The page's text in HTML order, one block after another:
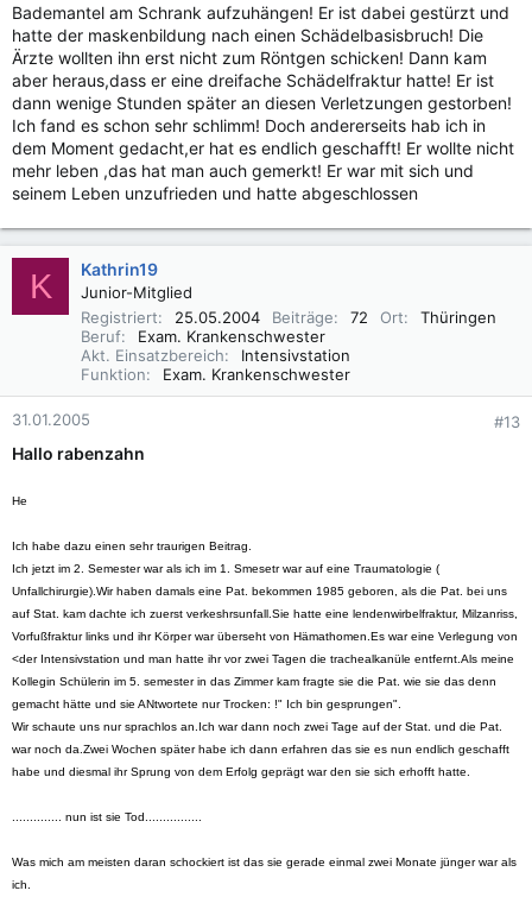
Bademantel am Schrank aufzuhängen! Er ist dabei gestürzt und
hatte der maskenbildung nach einen Schädelbasisbruch! Die
Ärzte wollten ihn erst nicht zum Röntgen schicken! Dann kam
aber heraus,dass er eine dreifache Schädelfraktur hatte! Er ist
dann wenige Stunden später an diesen Verletzungen gestorben!
Ich fand es schon sehr schlimm! Doch andererseits hab ich in
dem Moment gedacht,er hat es endlich geschafft! Er wollte nicht
mehr leben ,das hat man auch gemerkt! Er war mit sich und
seinem Leben unzufrieden und hatte abgeschlossen
K Kathrin19
Junior-Mitglied
Registriert
25.05.2004 Beiträge 72 Ort
Thüringen
Beruf
Exam. Krankenschwester
Akt. Einsatzbereich
Intensivstation
Funktion
Exam. Krankenschwester
31.01.2005 #13
Hallo rabenzahn
He
Ich habe dazu einen sehr traurigen Beitrag.
Ich jetzt im 2. Semester war als ich im 1. Smesetr war auf eine Traumatologie (
Unfallchirurgie). Wir haben damals eine Pat. bekommen 1985 geboren, als die Pat. bei uns
auf Stat. kam dachte ich zuerst verkeshrsunfall. Sie hatte eine lendenwirbelfraktur, Milzanriss,
Vorfußfraktur links und ihr Körper war überseht von Hämathomen. Es war eine Verlegung von
<der Intensivstation und man hatte ihr vor zwei Tagen die trachealkanüle entfernt. Als meine
Kollegin Schülerin im 5. semester in das Zimmer kam fragte sie die Pat. wie sie das denn
gemacht hätte und sie ANtwortete nur Trocken: !" Ich bin gesprungen".
Wir schaute uns nur sprachlos an. Ich war dann noch zwei Tage auf der Stat. und die Pat.
war noch da. Zwei Wochen später habe ich dann erfahren das sie es nun endlich geschafft
habe und diesmal ihr Sprung von dem Erfolg geprägt war den sie sich erhofft hatte.
.............. nun ist sie Tod................
Was mich am meisten daran schockiert ist das sie gerade einmal zwei Monate jünger war als
ich.